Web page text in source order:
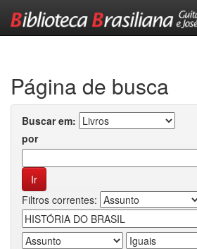
Página de busca
Buscar em:
por
Filtros correntes: